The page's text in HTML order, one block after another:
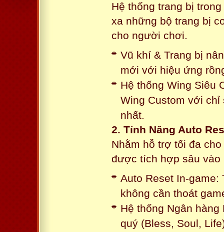
Hệ thống trang bị
xa những bộ trang bị
cho người chơi.
Vũ khí & Trang bị
mới với hiệu ứng
Hệ thống Wing Siêu
Wing Custom với
nhất.
2. Tính Năng Auto
Nhằm hỗ trợ tối đa
được tích hợp sâu vào
Auto Reset In-game:
không cần thoát
Hệ thống Ngân
quý (Bless, Soul,